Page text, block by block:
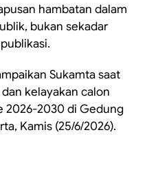
hambatan dalam
bukan sekadar
Sukamta saat
kelayakan calon
2026-2030 di Gedung
Kamis (25/6/2026).